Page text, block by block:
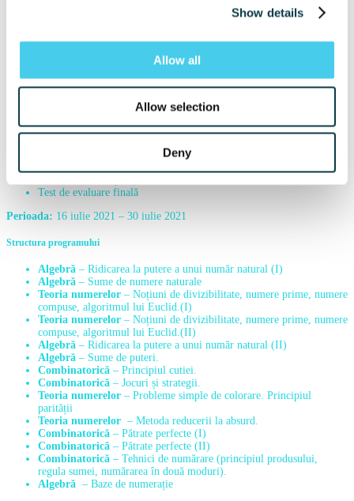
Show details
Allow all
Allow selection
Deny
Fiecare lecție are un suport teoretic, urmat de aplicarea ideilor în diverse
Programul include
14 sesiuni de curs cu lecții de sinteză, lecții de predare a noțiunilor
Teme individuale după fiecare sesiune de curs
Test de evaluare finală
Perioada: 16 iulie 2021 – 30 iulie 2021
Structura programului
Algebră – Ridicarea la putere a unui număr natural (I)
Algebră – Sume de numere naturale
Teoria numerelor – Noțiuni de divizibilitate, numere prime, numere
compuse, algoritmul lui Euclid.(I)
Teoria numerelor – Noțiuni de divizibilitate, numere prime, numere
compuse, algoritmul lui Euclid.(II)
Algebră – Ridicarea la putere a unui număr natural (II)
Algebră – Sume de puteri.
Combinatorică – Principiul cutiei.
Combinatorică – Jocuri și strategii.
Teoria numerelor – Probleme simple de colorare. Principiul
parității
Teoria numerelor – Metoda reducerii la absurd.
Combinatorică – Pătrate perfecte (I)
Combinatorică – Pătrate perfecte (II)
Combinatorică – Tehnici de numărare (principiul produsului,
regula sumei, numărarea în două moduri).
Algebră – Baze de numerație